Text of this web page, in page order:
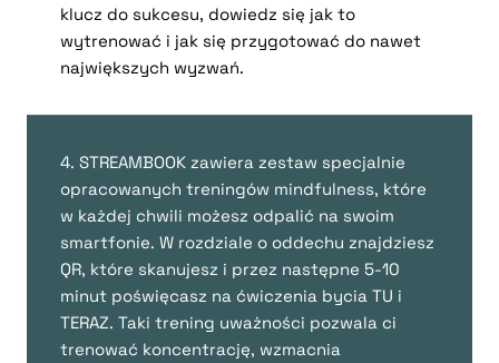
klucz do sukcesu, dowiedz się jak to
wytrenować i jak się przygotować do nawet
największych wyzwań.
4. STREAMBOOK zawiera zestaw specjalnie
opracowanych treningów mindfulness, które
w każdej chwili możesz odpalić na swoim
smartfonie. W rozdziale o oddechu znajdziesz
QR, które skanujesz i przez następne 5-10
minut poświęcasz na ćwiczenia bycia TU i
TERAZ. Taki trening uważności pozwala ci
trenować koncentrację, wzmacnia